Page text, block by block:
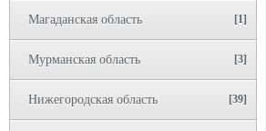
Магаданская область [1]
Мурманская область [3]
Нижегородская область [39]